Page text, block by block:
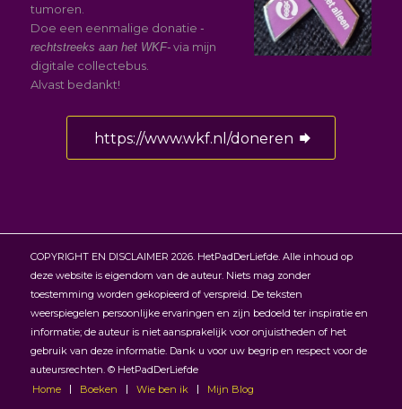
tumoren.
Doe een eenmalige donatie -
rechtstreeks aan het WKF-via mijn
digitale collectebus.
Alvast bedankt!
https://www.wkf.nl/doneren
COPYRIGHT EN DISCLAIMER 2026. HetPadDerLiefde. Alle inhoud op
deze website is eigendom van de auteur. Niets mag zonder
toestemming worden gekopieerd of verspreid. De teksten
weerspiegelen persoonlijke ervaringen en zijn bedoeld ter inspiratie en
informatie; de auteur is niet aansprakelijk voor onjuistheden of het
gebruik van deze informatie. Dank u voor uw begrip en respect voor de
auteursrechten. © HetPadDerLiefde
Home
Boeken Wie ben ik Mijn Blog